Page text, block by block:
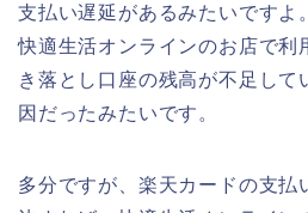
支払い遅延があるみたいですよ
快適生活オンラインのお店で利
き落とし口座の残高が不足して
因だったみたいです。
多分ですが、楽天カードの支払